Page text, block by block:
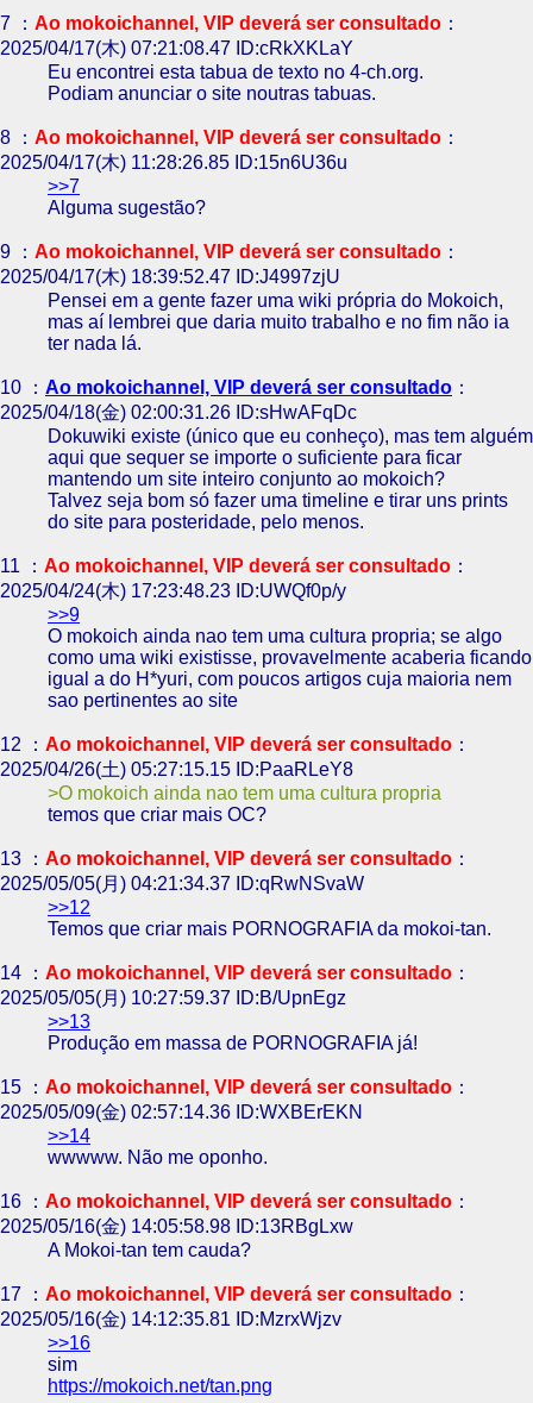
7 ： Ao mokoichannel, VIP deverá ser consultado ：
2025/04/17(木) 07:21:08.47 ID:cRkXKLaY
Eu encontrei esta tabua de texto no 4-ch.org.
Podiam anunciar o site noutras tabuas.
8 ： Ao mokoichannel, VIP deverá ser consultado ：
2025/04/17(木) 11:28:26.85 ID:15n6U36u
>>7
Alguma sugestão?
9 ： Ao mokoichannel, VIP deverá ser consultado ：
2025/04/17(木) 18:39:52.47 ID:J4997zjU
Pensei em a gente fazer uma wiki própria do Mokoich,
mas aí lembrei que daria muito trabalho e no fim não ia
ter nada lá.
10 ： Ao mokoichannel, VIP deverá ser consultado ：
2025/04/18(金) 02:00:31.26 ID:sHwAFqDc
Dokuwiki existe (único que eu conheço), mas tem alguém
aqui que sequer se importe o suficiente para ficar
mantendo um site inteiro conjunto ao mokoich?
Talvez seja bom só fazer uma timeline e tirar uns prints
do site para posteridade, pelo menos.
11 ： Ao mokoichannel, VIP deverá ser consultado ：
2025/04/24(木) 17:23:48.23 ID:UWQf0p/y
>>9
O mokoich ainda nao tem uma cultura propria; se algo
como uma wiki existisse, provavelmente acaberia ficando
igual a do H*yuri, com poucos artigos cuja maioria nem
sao pertinentes ao site
12 ： Ao mokoichannel, VIP deverá ser consultado ：
2025/04/26(土) 05:27:15.15 ID:PaaRLeY8
O mokoich ainda nao tem uma cultura propria
temos que criar mais OC?
13 ： Ao mokoichannel, VIP deverá ser consultado ：
2025/05/05(月) 04:21:34.37 ID:qRwNSvaW
>>12
Temos que criar mais PORNOGRAFIA da mokoi-tan.
14 ： Ao mokoichannel, VIP deverá ser consultado ：
2025/05/05(月) 10:27:59.37 ID:B/UpnEgz
>>13
Produção em massa de PORNOGRAFIA já!
15 ： Ao mokoichannel, VIP deverá ser consultado ：
2025/05/09(金) 02:57:14.36 ID:WXBErEKN
>>14
wwwww. Não me oponho.
16 ： Ao mokoichannel, VIP deverá ser consultado ：
2025/05/16(金) 14:05:58.98 ID:13RBgLxw
A Mokoi-tan tem cauda?
17 ： Ao mokoichannel, VIP deverá ser consultado ：
2025/05/16(金) 14:12:35.81 ID:MzrxWjzv
>>16
sim
https://mokoich.net/tan.png